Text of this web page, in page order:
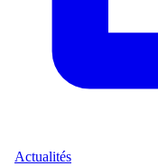
Actualités